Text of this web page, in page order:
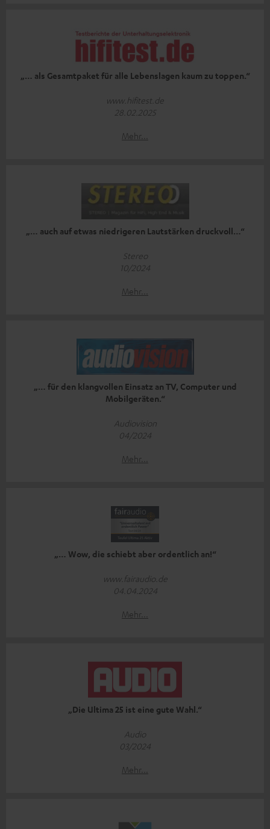
„… als Gesamtpaket für alle Lebenslagen kaum zu toppen.“
www.hifitest.de
28.02.2025
Mehr...
„… auch auf etwas niedrigeren Lautstärken druckvoll…“
Stereo
10/2024
Mehr...
„… für den klangvollen Einsatz an TV, Computer und
Mobilgeräten.“
Audiovision
04/2024
Mehr...
„… Wow, die schiebt aber ordentlich an!“
www.fairaudio.de
04.04.2024
Mehr...
„Die Ultima 25 ist eine gute Wahl.“
Audio
03/2024
Mehr...